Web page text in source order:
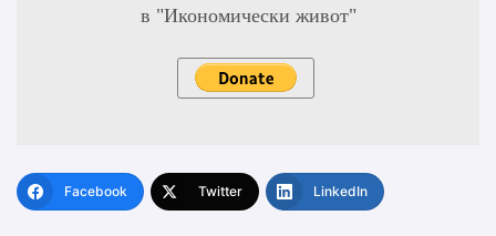
в "Икономически живот"
Facebook Twitter LinkedIn